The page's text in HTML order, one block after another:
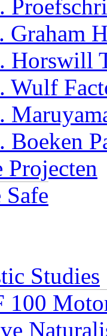
Graham
Horswill
Wulf
Boeken
Projecten
Studies
100